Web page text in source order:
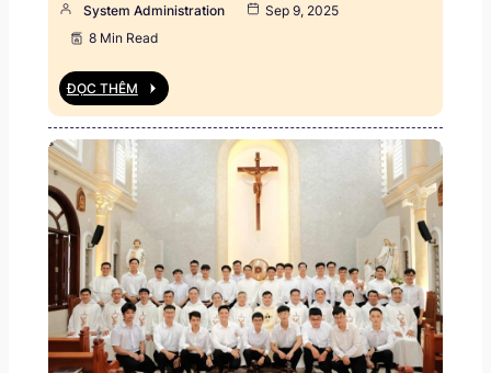
System Administration
Sep 9, 2025
8 Min Read
ĐỌC THÊM